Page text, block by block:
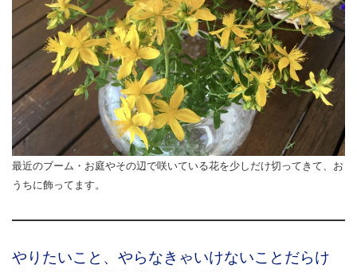
最近のブーム・お庭やその辺で咲いている花を少しだけ切ってきて、お
うちに飾ってます。
やりたいこと、やらなきゃいけないことだらけ